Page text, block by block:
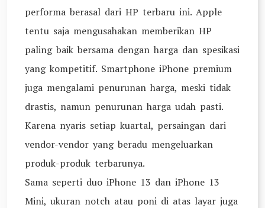
performa berasal dari HP terbaru ini. Apple
tentu saja mengusahakan memberikan HP
paling baik bersama dengan harga dan spesikasi
yang kompetitif. Smartphone iPhone premium
juga mengalami penurunan harga, meski tidak
drastis, namun penurunan harga udah pasti.
Karena nyaris setiap kuartal, persaingan dari
vendor-vendor yang beradu mengeluarkan
produk-produk terbarunya.
Sama seperti duo iPhone 13 dan iPhone 13
Mini, ukuran notch atau poni di atas layar juga